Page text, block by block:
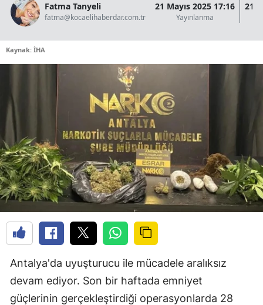
Fatma Tanyeli
fatma@kocaelihaberdar.com.tr
21 Mayıs 2025 17:16
Yayınlanma
21
Kaynak: İHA
Antalya'da uyuşturucu ile mücadele aralıksız
devam ediyor. Son bir haftada emniyet
güçlerinin gerçekleştirdiği operasyonlarda 28